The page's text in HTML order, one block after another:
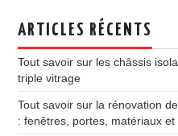
ARTICLES RÉCENTS
Tout savoir sur les châssis
triple vitrage
Tout savoir sur la rénovation
: fenêtres, portes, matériaux et